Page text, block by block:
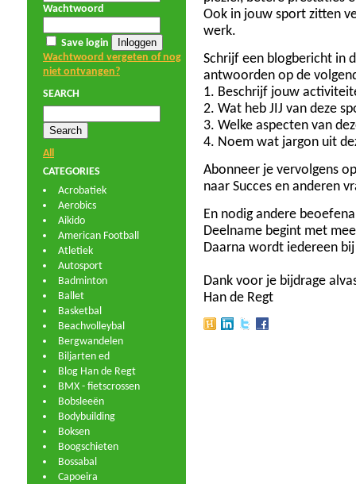
Wachtwoord
Save login
Wachtwoord vergeten of nog
niet ontvangen?
SEARCH
All
CATEGORIES
Acrobatiek
Aerobics
Aikido
American Football
Atletiek
Autosport
Badminton
Ballet
Basketbal
Beachvolleybal
Bergwandelen
Biljarten ed
Blog Han de Regt
BMX - fietscrossen
Bobsleeën
Bodybuilding
Boksen
Boogschieten
Bossabal
Capoeira
Ook in jouw sport zitten
werk.
Schrijf een blogbericht in
antwoorden op de
1. Beschrijf jouw
2. Wat heb JIJ van deze
3. Welke aspecten van
4. Noem wat jargon uit
Abonneer je vervolgens
naar Succes en anderen
En nodig andere
Deelname begint met
Daarna wordt iedereen
Dank voor je bijdrage
Han de Regt